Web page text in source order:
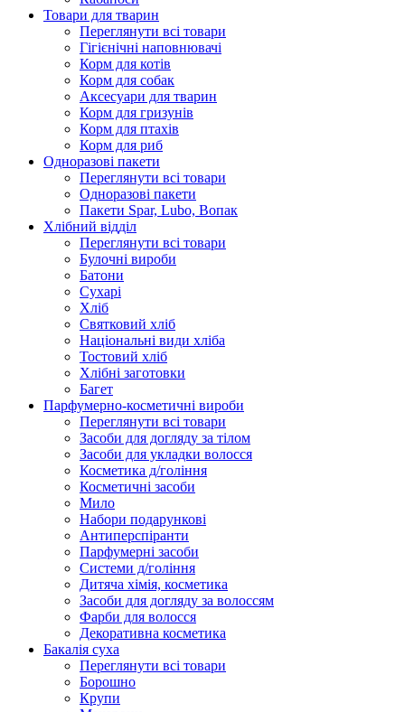
Товари для тварин
Переглянути всі товари
Гігієнічні наповнювачі
Корм для котів
Корм для собак
Аксесуари для тварин
Корм для гризунів
Корм для птахів
Корм для риб
Одноразові пакети
Переглянути всі товари
Одноразові пакети
Пакети Spar, Lubo, Вопак
Хлібний відділ
Переглянути всі товари
Булочні вироби
Батони
Сухарі
Хліб
Святковий хліб
Національні види хліба
Тостовий хліб
Хлібні заготовки
Багет
Парфумерно-косметичні вироби
Переглянути всі товари
Засоби для догляду за тілом
Засоби для укладки волосся
Косметика д/гоління
Косметичні засоби
Мило
Набори подарункові
Антиперспіранти
Парфумерні засоби
Системи д/гоління
Дитяча хімія, косметика
Засоби для догляду за волоссям
Фарби для волосся
Декоративна косметика
Бакалія суха
Переглянути всі товари
Борошно
Крупи